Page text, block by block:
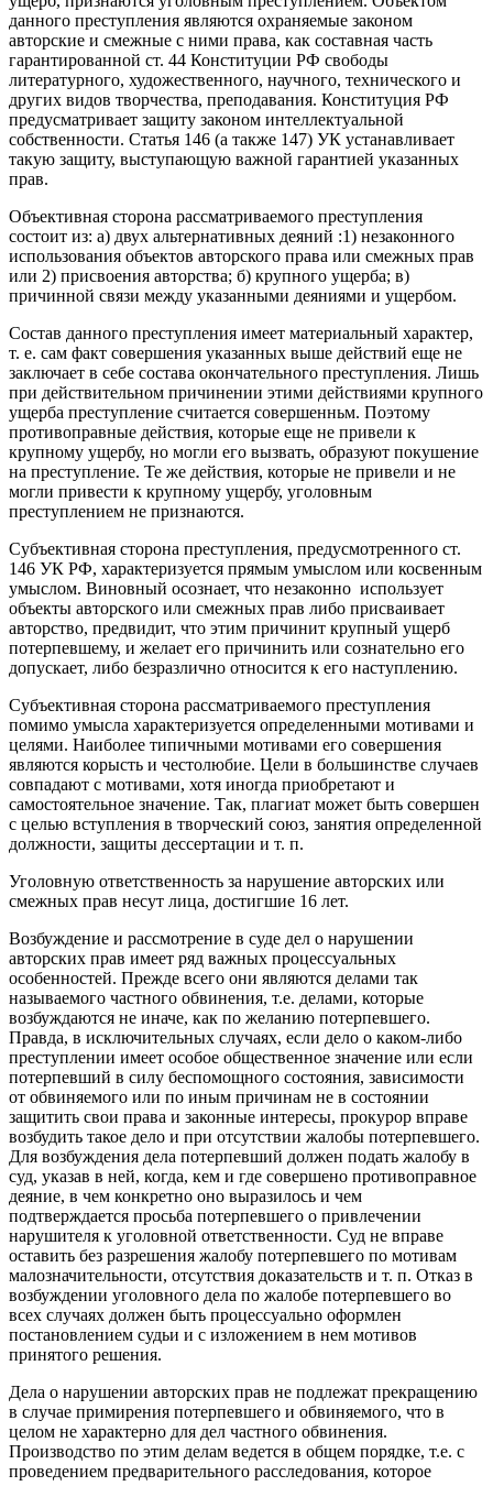
данного преступления являются охраняемые законом
авторские и смежные с ними права, как составная часть
гарантированной ст. 44 Конституции РФ свободы
литературного, художественного, научного, технического и
других видов творчества, преподавания. Конституция РФ
предусматривает защиту законом интеллектуальной
собственности. Статья 146 (а также 147) УК устанавливает
такую защиту, выступающую важной гарантией указанных
прав.
Объективная сторона рассматриваемого преступления
состоит из: а) двух альтернативных деяний :1) незаконного
использования объектов авторского права или смежных прав
или 2) присвоения авторства; б) крупного ущерба; в)
причинной связи между указанными деяниями и ущербом.
Состав данного преступления имеет материальный характер,
т. е. сам факт совершения указанных выше действий еще не
заключает в себе состава окончательного преступления. Лишь
при действительном причинении этими действиями крупного
ущерба преступление считается совершенньм. Поэтому
противоправные действия, которые еще не привели к
крупному ущербу, но могли его вызвать, образуют покушение
на преступление. Те же действия, которые не привели и не
могли привести к крупному ущербу, уголовным
преступлением не признаются.
Субъективная сторона преступления, предусмотренного ст.
146 УК РФ, характеризуется прямым умыслом или косвенным
умыслом. Виновный осознает, что незаконно использует
объекты авторского или смежных прав либо присваивает
авторство, предвидит, что этим причинит крупный ущерб
потерпевшему, и желает его причинить или сознательно его
допускает, либо безразлично относится к его наступлению.
Субъективная сторона рассматриваемого преступления
помимо умысла характеризуется определенными мотивами и
целями. Наиболее типичными мотивами его совершения
являются корысть и честолюбие. Цели в большинстве случаев
совпадают с мотивами, хотя иногда приобретают и
самостоятельное значение. Так, плагиат может быть совершен
с целью вступления в творческий союз, занятия определенной
должности, защиты дессертации и т. п.
Уголовную ответственность за нарушение авторских или
смежных прав несут лица, достигшие 16 лет.
Возбуждение и рассмотрение в суде дел о нарушении
авторских прав имеет ряд важных процессуальных
особенностей. Прежде всего они являются делами так
называемого частного обвинения, т.е. делами, которые
возбуждаются не иначе, как по желанию потерпевшего.
Правда, в исключительных случаях, если дело о каком-либо
преступлении имеет особое общественное значение или если
потерпевший в силу беспомощного состояния, зависимости
от обвиняемого или по иным причинам не в состоянии
защитить свои права и законные интересы, прокурор вправе
возбудить такое дело и при отсутствии жалобы потерпевшего.
Для возбуждения дела потерпевший должен подать жалобу в
суд, указав в ней, когда, кем и где совершено противоправное
деяние, в чем конкретно оно выразилось и чем
подтверждается просьба потерпевшего о привлечении
нарушителя к уголовной ответственности. Суд не вправе
оставить без разрешения жалобу потерпевшего по мотивам
малозначительности, отсутствия доказательств и т. п. Отказ в
возбуждении уголовного дела по жалобе потерпевшего во
всех случаях должен быть процессуально оформлен
постановлением судьи и с изложением в нем мотивов
принятого решения.
Дела о нарушении авторских прав не подлежат прекращению
в случае примирения потерпевшего и обвиняемого, что в
целом не характерно для дел частного обвинения.
Производство по этим делам ведется в общем порядке, т.е. с
проведением предварительного расследования, которое